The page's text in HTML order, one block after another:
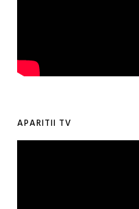
APARITII TV